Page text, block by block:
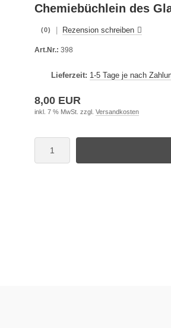
Chemiebüchlein des
(0) Rezension schreiben
Art.Nr.: 398
Lieferzeit: 1-5 Tage je nach
8,00 EUR
inkl. 7 % MwSt. zzgl. Versandkosten